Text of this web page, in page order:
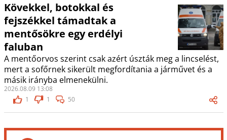
Kövekkel, botokkal és
fejszékkel támadtak a
mentősökre egy erdélyi
faluban
A mentőorvos szerint csak azért úszták meg a lincselést,
mert a sofőrnek sikerült megfordítania a járművet és a
másik irányba elmenekülni.
2026.08.09 13:08
1
1 50